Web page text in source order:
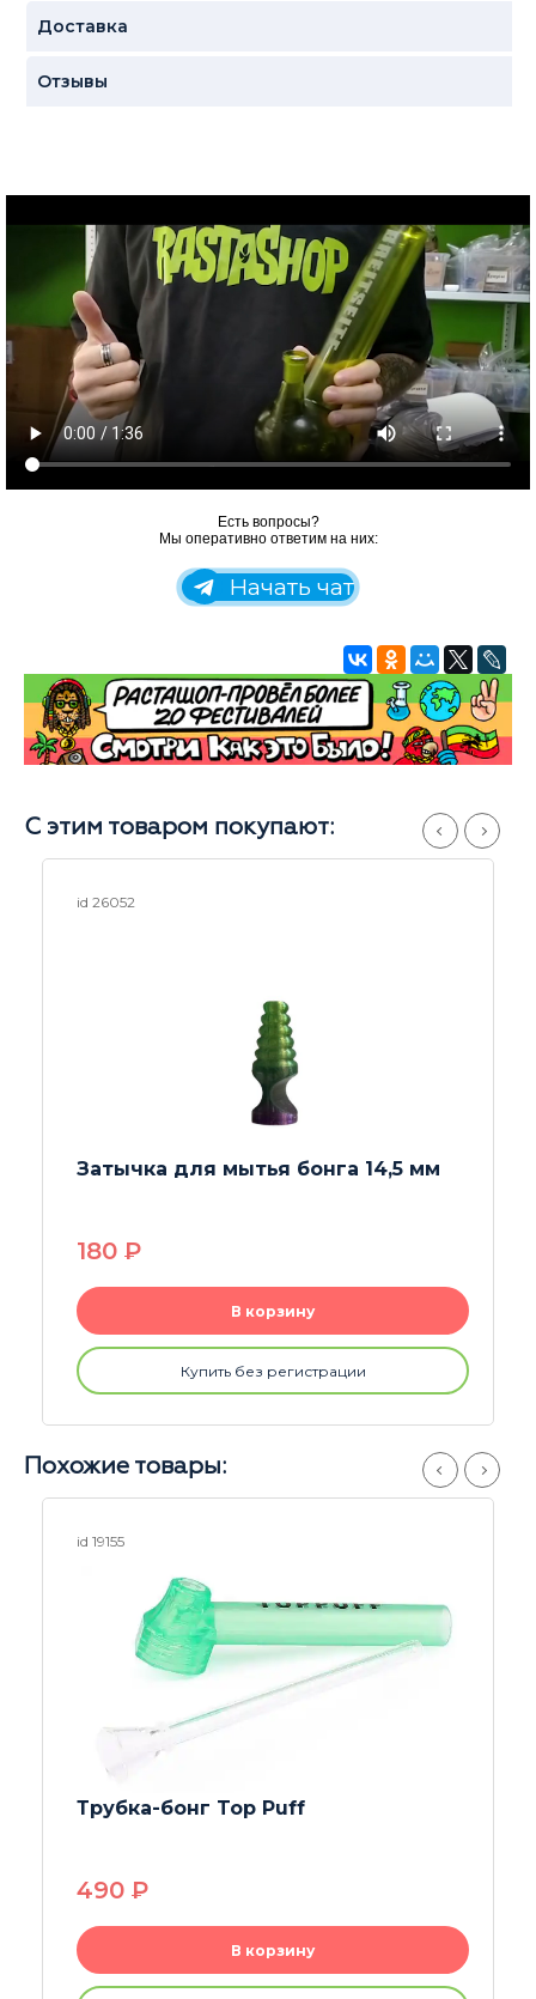
Доставка
Отзывы
Есть вопросы?
Мы оперативно ответим на них:
Начать чат
С этим товаром покупают:
id 26052
Затычка для мытья бонга 14,5 мм
180 P
В корзину
Купить без регистрации
Похожие товары:
id 19155
Трубка-бонг Top Puff
490 P
В корзину